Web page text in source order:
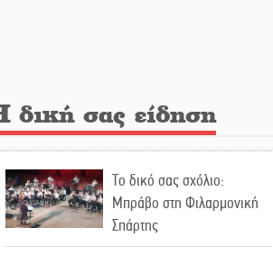
Κλήρωσε για τον Αστέρα
Οδύνη στην Απιδιά για τον
χαμό της 29χρονης Ελένης
σε τροχαίο
δική σας είδηση
Το δικό σας σχόλιο:
Μπράβο στη Φιλαρμονική
Σπάρτης